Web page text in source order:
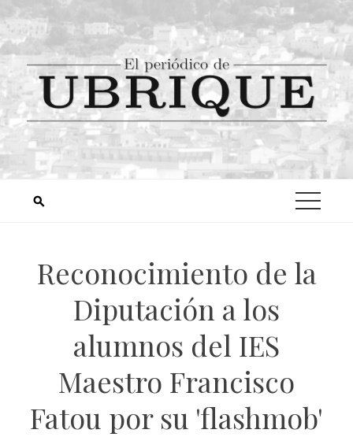
Reconocimiento de la
Diputación a los
alumnos del IES
Maestro Francisco
Fatou por su 'flashmob'